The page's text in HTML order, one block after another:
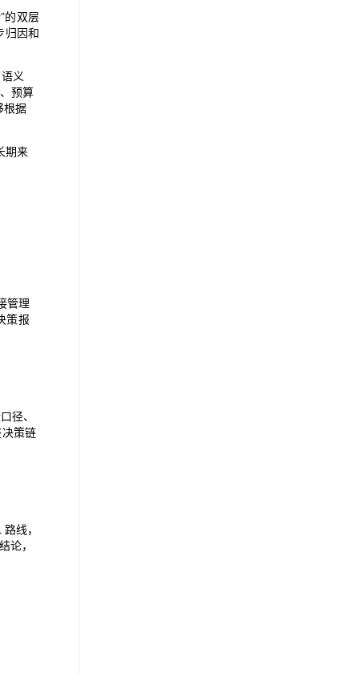
的双层
归因和
义
预算
根据
期来
管理
策报
径、
策链
线，
论，